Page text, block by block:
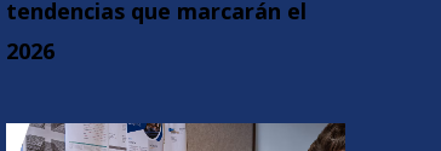
tendencias que marcarán el
2026